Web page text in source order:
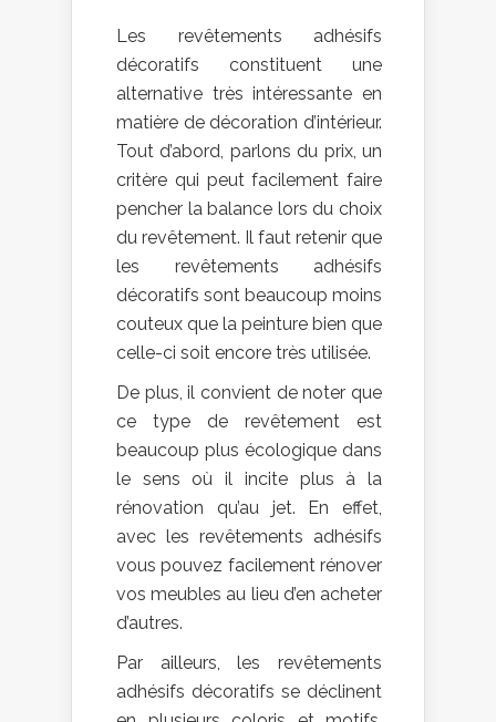
Les revêtements adhésifs
décoratifs constituent une
alternative très intéressante en
matière de décoration d’intérieur.
Tout d’abord, parlons du prix, un
critère qui peut facilement faire
pencher la balance lors du choix
du revêtement. Il faut retenir que
les revêtements adhésifs
décoratifs sont beaucoup moins
couteux que la peinture bien que
celle-ci soit encore très utilisée.
De plus, il convient de noter que
ce type de revêtement est
beaucoup plus écologique dans
le sens où il incite plus à la
rénovation qu’au jet. En effet,
avec les revêtements adhésifs
vous pouvez facilement rénover
vos meubles au lieu d’en acheter
d’autres.
Par ailleurs, les revêtements
adhésifs décoratifs se déclinent